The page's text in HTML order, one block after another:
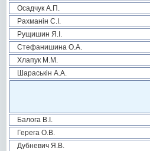
Осадчук А.П.
Рахманін С.І.
Рущишин Я.І.
Стефанишина О.А.
Хлапук М.М.
Шараськін А.А.
Балога В.І.
Герега О.В.
Дубневич Я.В.